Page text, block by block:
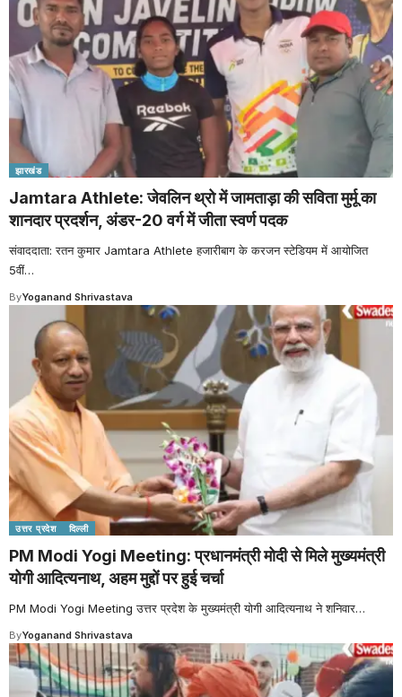
झारखंड
Jamtara Athlete: जेवलिन थ्रो में जामताड़ा की सविता मुर्मू का
शानदार प्रदर्शन, अंडर-20 वर्ग में जीता स्वर्ण पदक
संवाददाता: रतन कुमार Jamtara Athlete हजारीबाग के करजन स्टेडियम में आयोजित
5वीं…
ByYoganand Shrivastava
उत्तर प्रदेश दिल्ली
PM Modi Yogi Meeting: प्रधानमंत्री मोदी से मिले मुख्यमंत्री
योगी आदित्यनाथ, अहम मुद्दों पर हुई चर्चा
PM Modi Yogi Meeting उत्तर प्रदेश के मुख्यमंत्री योगी आदित्यनाथ ने शनिवार…
ByYoganand Shrivastava